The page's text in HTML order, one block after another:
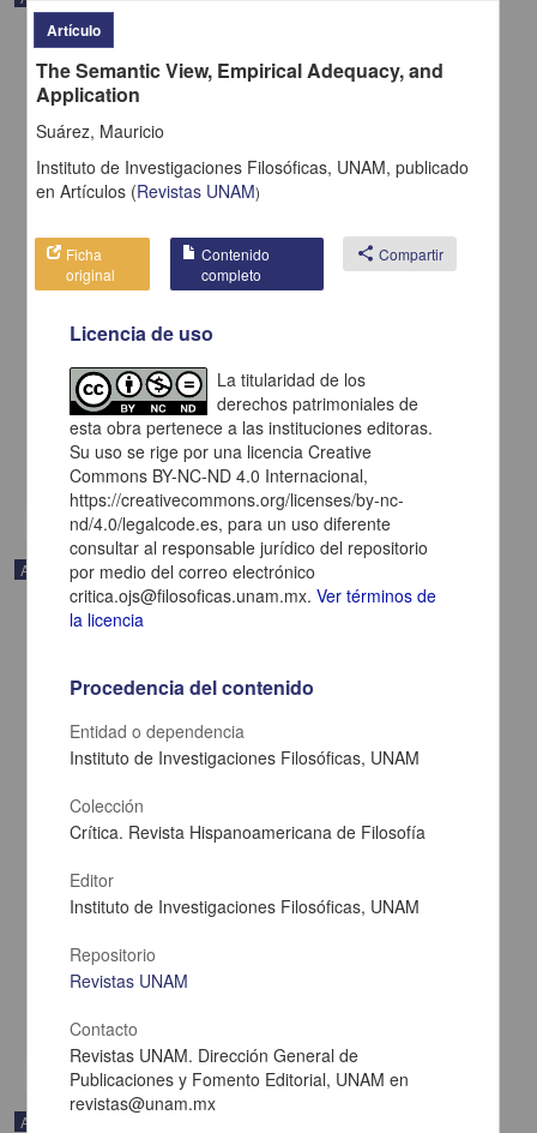
su apreciación desde la crítica de arte (1950-2000)
Fernández, Silvia - Centro de Enseñanza para Extranjeros, UNAM
2021-06-26
Artes y Humanidades
Artículo
Cómo se estudia. La organización del trabajo intelectual
Santana, Gustavo - Centro de Enseñanza para Extranjeros, UNAM
2021-06-26
Artes y Humanidades
Artículo
Artículo
The Semantic View, Empirical Adequacy, and
Application
Suárez, Mauricio
Instituto de Investigaciones Filosóficas, UNAM, publicado
enArtículos (Revistas UNAM)
Ficha
original
Contenido
completo
share Compartir
Licencia de uso
La titularidad de los
derechos patrimoniales de
esta obra pertenece a las instituciones editoras.
Su uso se rige por una licencia Creative
Commons BY-NC-ND 4.0 Internacional,
https://creativecommons.org/licenses/by-nc-
nd/4.0/legalcode.es, para un uso diferente
consultar al responsable jurídico del repositorio
por medio del correo electrónico
critica.ojs@filosoficas.unam.mx.Ver términos de
la licencia
Procedencia del contenido
Entidad o dependencia
Instituto de Investigaciones Filosóficas, UNAM
Colección
Crítica. Revista Hispanoamericana de Filosofía
Editor
Instituto de Investigaciones Filosóficas, UNAM
Repositorio
Revistas UNAM
Contacto
Revistas UNAM. Dirección General de
Publicaciones y Fomento Editorial, UNAM en
revistas@unam.mx